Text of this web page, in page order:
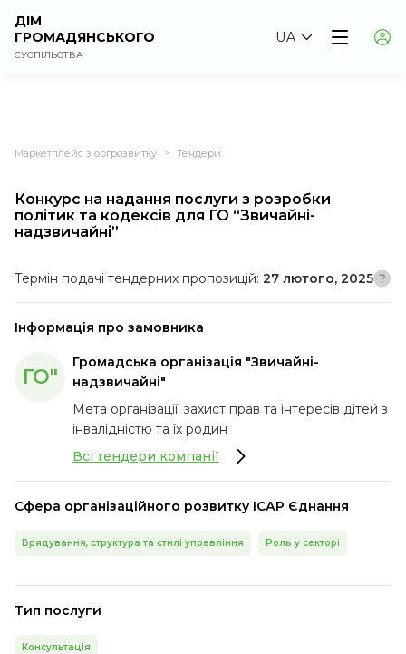
ДІМ
ГРОМАДЯНСЬКОГО
СУСПІЛЬСТВА
UA
Маркетплейс з оргрозвитку > Тендери
Конкурс на надання послуги з розробки
політик та кодексів для ГО “Звичайні-
надзвичайні”
Термін подачі тендерних пропозицій: 27 лютого, 2025
Інформація про замовника
ГО"
Громадська організація "Звичайні-
надзвичайні"
Мета організації: захист прав та інтересів дітей з
інвалідністю та їх родин
Всі тендери компанії
Сфера організаційного розвитку ІСАР Єднання
Врядування, структура та стилі управління Роль у секторі
Тип послуги
Консультація